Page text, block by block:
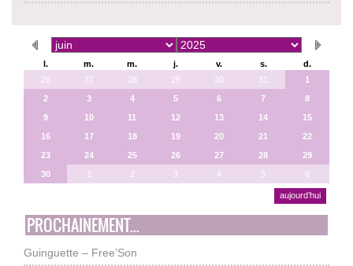
l. m. m. j. v. s.
d.
26
27 28 29 30 31
1
2
3 4 5 6 7
8
9
10 11 12 13 14
15
16
17 18 19 20 21
22
23
24 25 26 27 28
29
30
1 2 3 4 5 6
aujourd’hui
PROCHAINEMENT...
Guinguette – Free’Son